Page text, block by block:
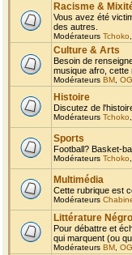
Racisme &
Vous avez été
des autres.
Modérateurs Tchoko
Culture & Arts
Besoin de
musique afro, cette
Modérateurs BM
Histoire
Discutez de
Modérateurs Tchoko
Sports
Football? Basket-
Modérateurs Tchoko
Multimédia
Cette rubrique est
Modérateurs
Littérature
Pour débattre et
qui marquent (ou
Modérateurs BM